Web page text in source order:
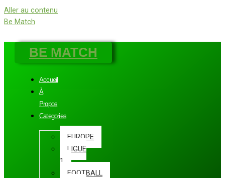
Aller au contenu
Be Match
BE MATCH
Accueil
À
Propos
Categories
EUROPE
LIGUE
1
FOOTBALL